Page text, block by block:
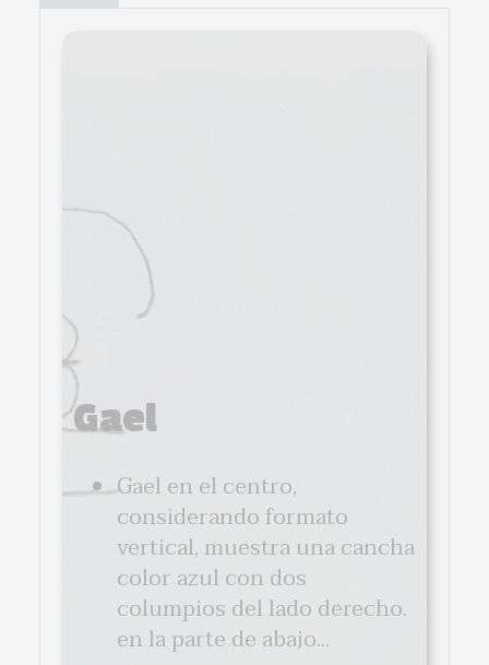
Gael
Gael en el centro,
considerando formato
vertical, muestra una cancha
color azul con dos
columpios del lado derecho.
en la parte de abajo...